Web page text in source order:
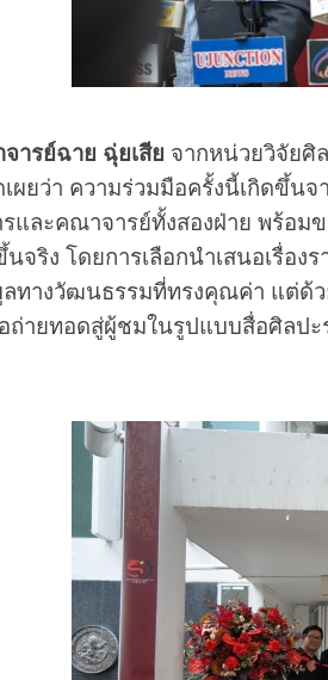
ารย์ฉาย ฉุ่ยเสีย จากหน่วยวิจัย
ผยว่า ความร่วมมือครั้งนี้เกิดขึ้
รและคณาจารย์ทั้งสองฝ่าย พร้
จริง โดยการเลือกนำเสนอเรื่อ
ทางวัฒนธรรมที่ทรงคุณค่า แต่ด้
ถ่ายทอดสู่ผู้ชมในรูปแบบสื่อศิลป